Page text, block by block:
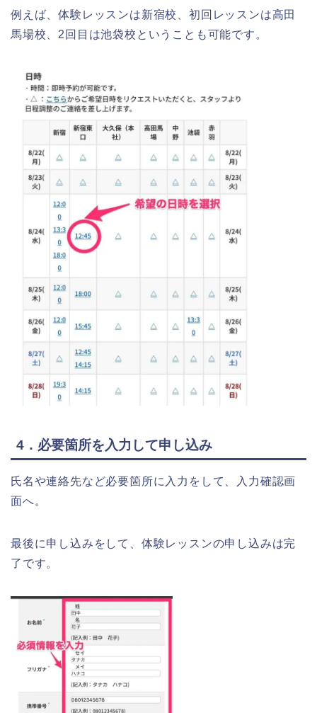
例えば、体験レッスンは新宿校、初回レッスンは高田
馬場校、2回目は池袋校ということも可能です。
4．必要箇所を入力して申し込み
氏名や連絡先など必要箇所に入力をして、入力確認画
面へ。
最後に申し込みをして、体験レッスンの申し込みは完
了です。